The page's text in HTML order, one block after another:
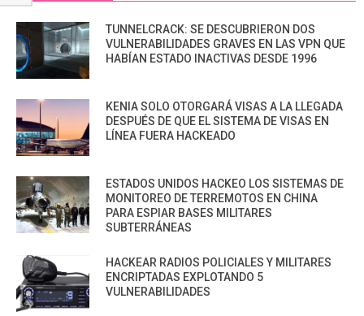
TUNNELCRACK: SE DESCUBRIERON DOS
VULNERABILIDADES GRAVES EN LAS VPN QUE
HABÍAN ESTADO INACTIVAS DESDE 1996
KENIA SOLO OTORGARÁ VISAS A LA LLEGADA
DESPUÉS DE QUE EL SISTEMA DE VISAS EN
LÍNEA FUERA HACKEADO
ESTADOS UNIDOS HACKEO LOS SISTEMAS DE
MONITOREO DE TERREMOTOS EN CHINA
PARA ESPIAR BASES MILITARES
SUBTERRÁNEAS
HACKEAR RADIOS POLICIALES Y MILITARES
ENCRIPTADAS EXPLOTANDO 5
VULNERABILIDADES